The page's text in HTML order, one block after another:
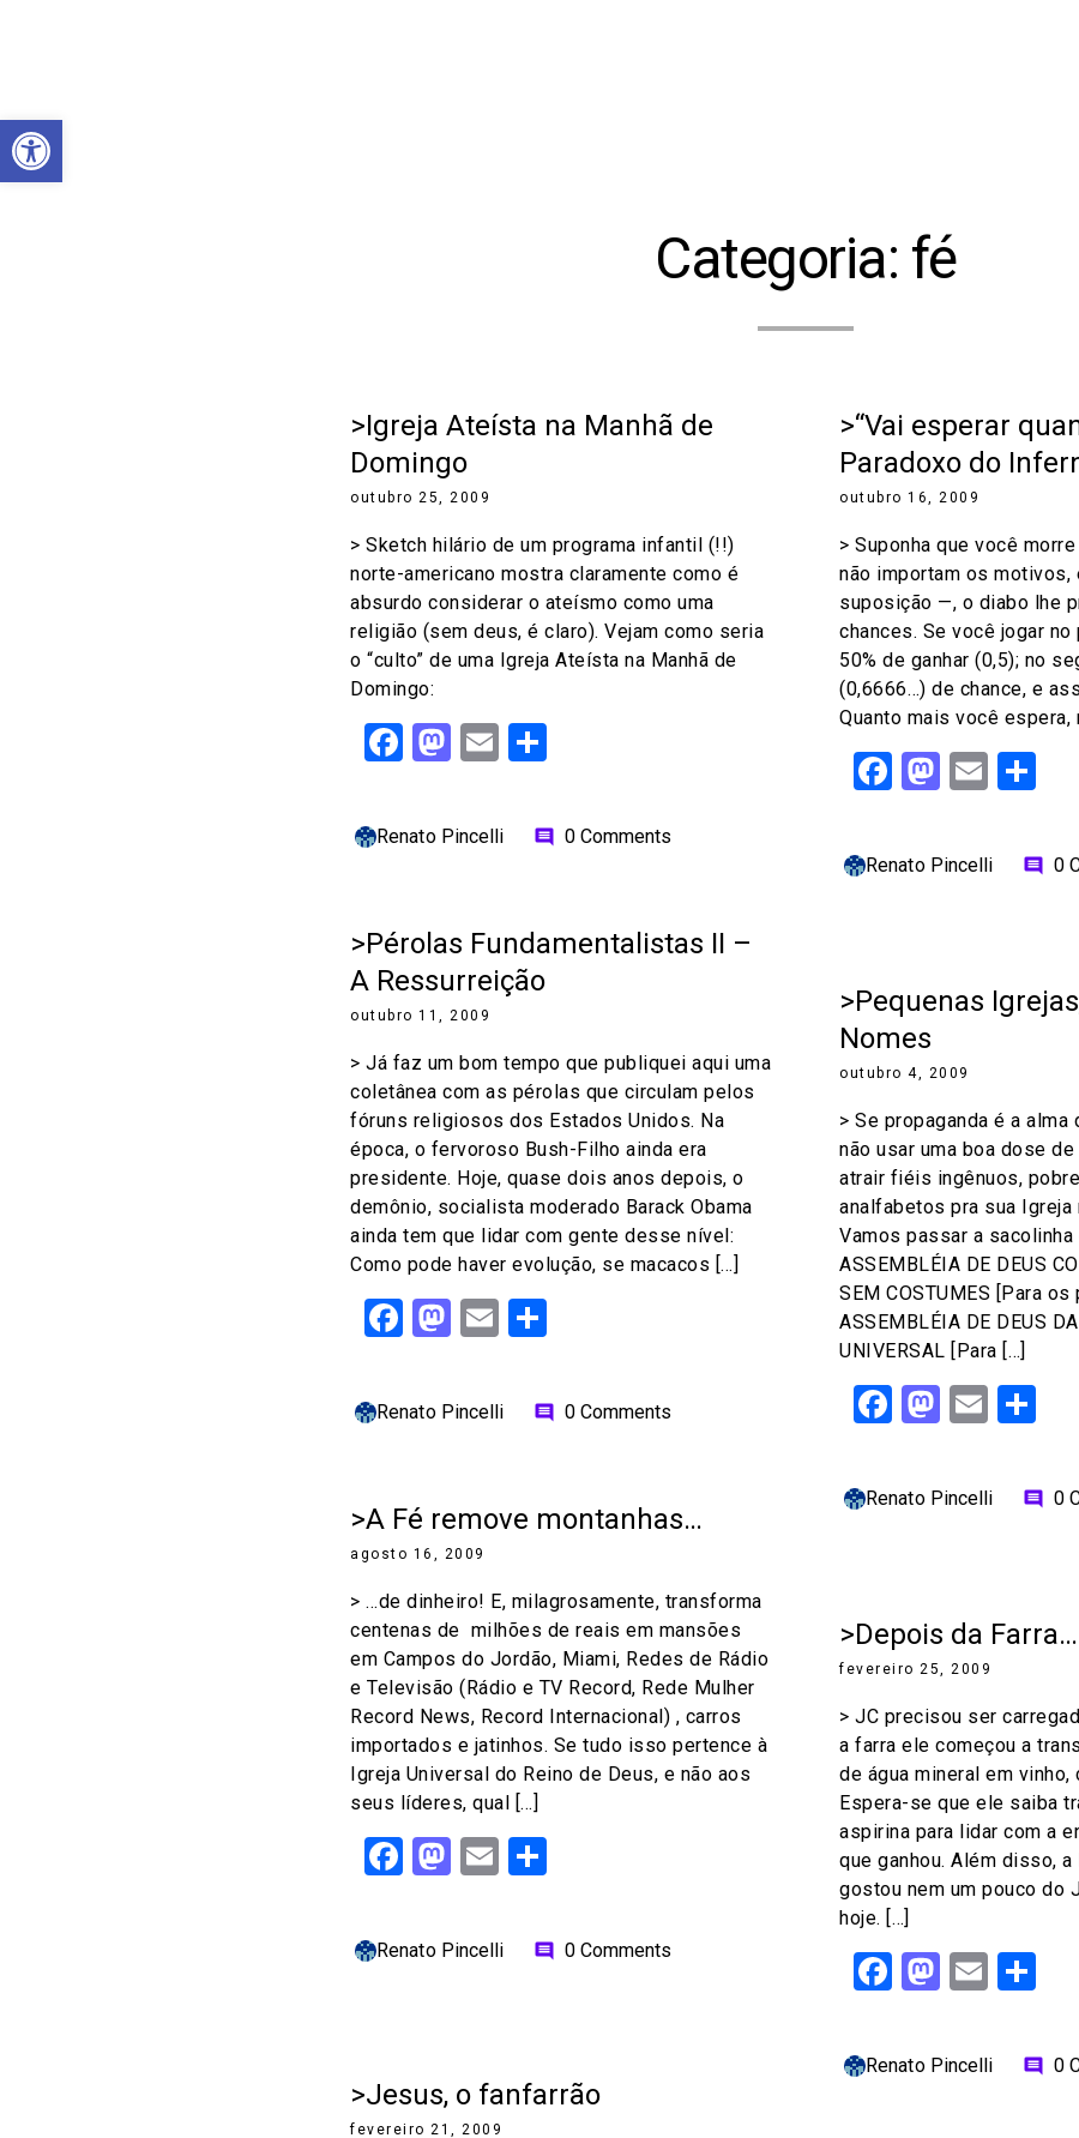
Abrir a barra de ferramentas
Categoria: fé
>Igreja Ateísta na Manhã de
Domingo
outubro 25, 2009
> Sketch hilário de um programa infantil (!!)
norte-americano mostra claramente como é
absurdo considerar o ateísmo como uma
religião (sem deus, é claro). Vejam como seria
o “culto” de uma Igreja Ateísta na Manhã de
Domingo:
Facebook
Mastodon
Email
Renato Pincelli comment 0 Comments
>“Vai esperar
Paradoxo do
outubro 16, 2009
> Suponha que você
não importam os motivos,
suposição —, o diabo lhe
chances. Se você jogar
50% de ganhar (0,5); no
(0,6666…) de chance, e
Quanto mais você espera,
Facebook
Email
Renato Pincelli comment 0
>Pérolas Fundamentalistas II –
A Ressurreição
outubro 11, 2009
> Já faz um bom tempo que publiquei aqui uma
coletânea com as pérolas que circulam pelos
fóruns religiosos dos Estados Unidos. Na
época, o fervoroso Bush-Filho ainda era
presidente. Hoje, quase dois anos depois, o
demônio, socialista moderado Barack Obama
ainda tem que lidar com gente desse nível:
Como pode haver evolução, se macacos […]
Facebook
Mastodon
Email
Renato Pincelli comment 0 Comments
>Pequenas
Nomes
outubro 4, 2009
> Se propaganda é a
não usar uma boa dose
atrair fiéis ingênuos,
analfabetos pra sua Igreja
Vamos passar a sacolinha
ASSEMBLÉIA DE DEUS
SEM COSTUMES [Para
ASSEMBLÉIA DE DEUS
UNIVERSAL [Para […]
Facebook
Email
Renato Pincelli comment 0
>A Fé remove montanhas…
agosto 16, 2009
> …de dinheiro! E, milagrosamente, transforma
centenas de milhões de reais em mansões
em Campos do Jordão, Miami, Redes de Rádio
e Televisão (Rádio e TV Record, Rede Mulher
Record News, Record Internacional) , carros
importados e jatinhos. Se tudo isso pertence à
Igreja Universal do Reino de Deus, e não aos
seus líderes, qual […]
Facebook
Mastodon
Email
Renato Pincelli comment 0 Comments
>Depois da Farra…
fevereiro 25, 2009
> JC precisou ser
a farra ele começou a
de água mineral em vinho,
Espera-se que ele saiba
aspirina para lidar com a
que ganhou. Além disso, a
gostou nem um pouco do
hoje. […]
Facebook
Email
Renato Pincelli comment 0
>Jesus, o fanfarrão
fevereiro 21, 2009